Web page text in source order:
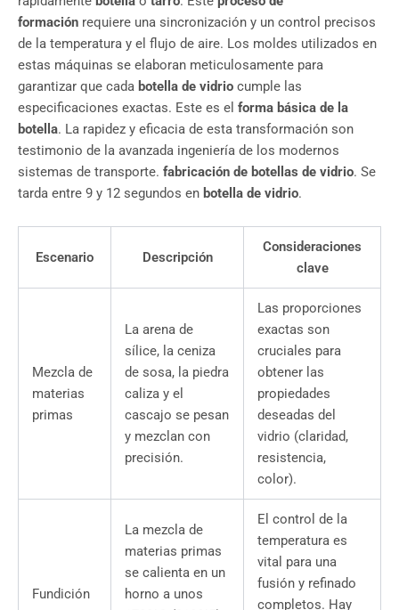
formación requiere una sincronización y un control precisos
de la temperatura y el flujo de aire. Los moldes utilizados en
estas máquinas se elaboran meticulosamente para
garantizar que cada botella de vidrio cumple las
especificaciones exactas. Este es el forma básica de la
botella. La rapidez y eficacia de esta transformación son
testimonio de la avanzada ingeniería de los modernos
sistemas de transporte. fabricación de botellas de vidrio. Se
tarda entre 9 y 12 segundos en botella de vidrio.
Escenario Descripción
Consideraciones
clave
Mezcla de
materias
primas
La arena de
sílice, la ceniza
de sosa, la piedra
caliza y el
cascajo se pesan
y mezclan con
precisión.
Las proporciones
exactas son
cruciales para
obtener las
propiedades
deseadas del
vidrio (claridad,
resistencia,
color).
Fundición
La mezcla de
materias primas
se calienta en un
horno a unos
El control de la
temperatura es
vital para una
fusión y refinado
completos. Hay